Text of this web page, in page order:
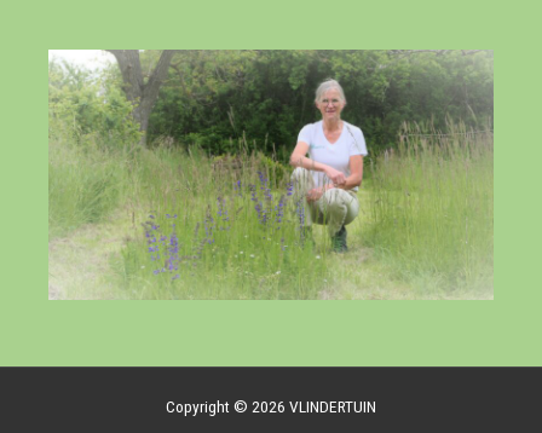
Copyright © 2026 VLINDERTUIN